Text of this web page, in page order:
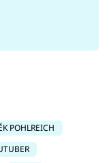
POHLREICH